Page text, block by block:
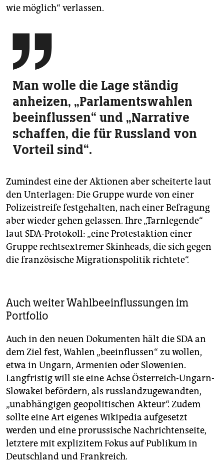
wie möglich“ verlassen.

Man wolle die Lage ständig
anheizen, „Parlamentswahlen
beeinflussen“ und „Narrative
schaffen, die für Russland von
Vorteil sind“.
Zumindest eine der Aktionen aber scheiterte laut
den Unterlagen: Die Gruppe wurde von einer
Polizeistreife festgehalten, nach einer Befragung
aber wieder gehen gelassen. Ihre „Tarnlegende“
laut SDA-Protokoll: „eine Protestaktion einer
Gruppe rechtsextremer Skinheads, die sich gegen
die französische Migrationspolitik richtete“.
Auch weiter Wahlbeeinflussungen im
Portfolio
Auch in den neuen Dokumenten hält die SDA an
dem Ziel fest, Wahlen „beeinflussen“ zu wollen,
etwa in Ungarn, Armenien oder Slowenien.
Langfristig will sie eine Achse Österreich-Ungarn-
Slowakei befördern, als russlandzugewandten,
„unabhängigen geopolitischen Akteur“. Zudem
sollte eine Art eigenes Wikipedia aufgesetzt
werden und eine prorussische Nachrichtenseite,
letztere mit explizitem Fokus auf Publikum in
Deutschland und Frankreich.